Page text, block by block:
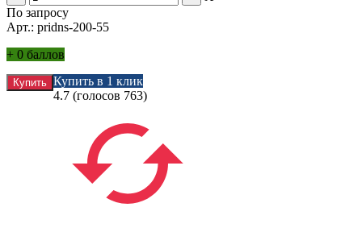
По запросу
Арт.: pridns-200-55
+ 0 баллов
Купить в 1 клик
4.7 (голосов 763)